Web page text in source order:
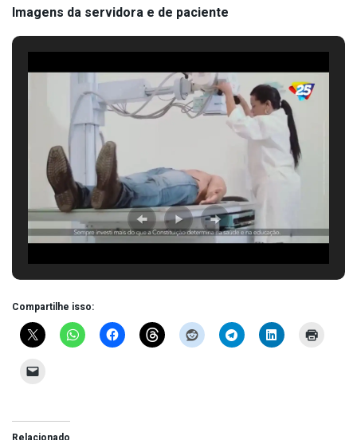
Imagens da servidora e de paciente
Compartilhe isso: